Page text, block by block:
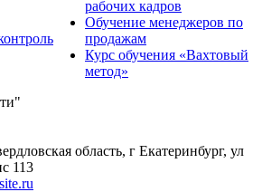
рабочих кадров
Обучение менеджеров по
продажам
Курс обучения «Вахтовый
метод»
область, г Екатеринбург, ул
113